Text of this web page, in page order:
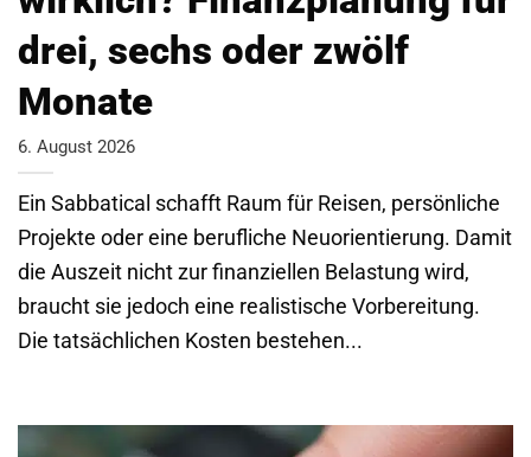
drei, sechs oder zwölf
Monate
6. August 2026
Ein Sabbatical schafft Raum für Reisen, persönliche
Projekte oder eine berufliche Neuorientierung. Damit
die Auszeit nicht zur finanziellen Belastung wird,
braucht sie jedoch eine realistische Vorbereitung.
Die tatsächlichen Kosten bestehen...